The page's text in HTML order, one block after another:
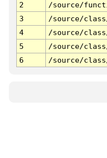
2
/source/
3
/source/
4
/source/
5
/source/
6
/source/